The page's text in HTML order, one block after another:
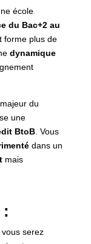
école
du Bac+2 au
forme plus de
dynamique
du
une
BtoB. Vous
dans un
mais
:
serez